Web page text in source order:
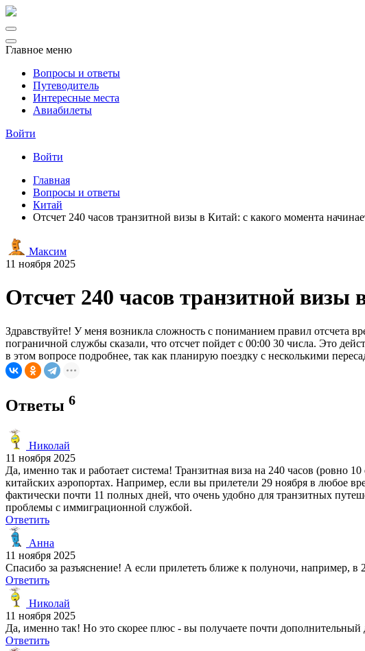
Главное меню
Вопросы и ответы
Путеводитель
Интересные места
Авиабилеты
Войти
Войти
Главная
Вопросы и ответы
Китай
Отсчет 240 часов транзитной визы в Китай: с какого момента
Максим
11 ноября 2025
Отсчет 240 часов транзитной визы
Здравствуйте! У меня возникла сложность с пониманием правил отсчета
пограничной службы сказали, что отсчет пойдет с 00:00 30 числа. Это
в этом вопросе подробнее, так как планирую поездку с несколькими
Ответы 6
Николай
11 ноября 2025
Да, именно так и работает система! Транзитная виза на 240 часов (ровно
китайских аэропортах. Например, если вы прилетели 29 ноября в любое
фактически почти 11 полных дней, что очень удобно для транзитных
проблемы с иммиграционной службой.
Ответить
Анна
11 ноября 2025
Спасибо за разъяснение! А если прилететь ближе к полуночи, например, в
Ответить
Николай
11 ноября 2025
Да, именно так! Но это скорее плюс - вы получаете почти дополнительный
Ответить